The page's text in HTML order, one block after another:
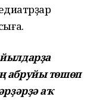
абруйы төшөп
аҡ